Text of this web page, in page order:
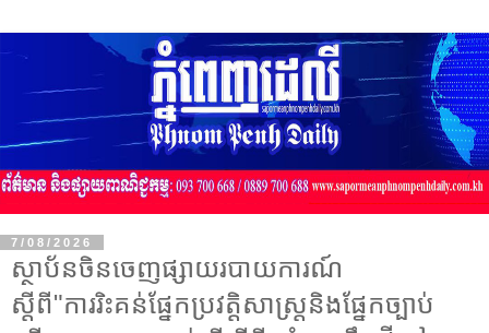
7/08/2026
ស្ថាប័នចិនចេញផ្សាយរបាយការណ៍
ស្តីពី"ការរិះគន់ផ្នែកប្រវត្តិសាស្ត្រនិងផ្នែកច្បាប់